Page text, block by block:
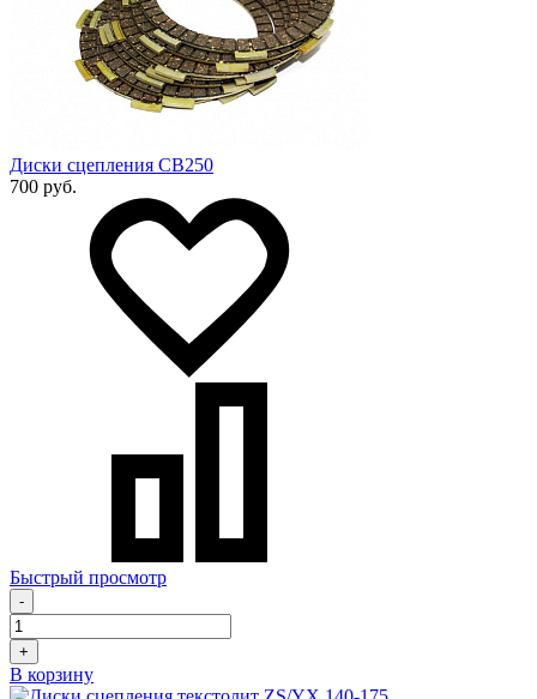
Диски сцепления СВ250
700 руб.
Быстрый просмотр
-
+
В корзину